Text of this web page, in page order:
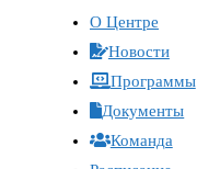
кнопку,
чтобы
развернуть
свернуть
О Центре
Новости
Программы
Документы
Команда